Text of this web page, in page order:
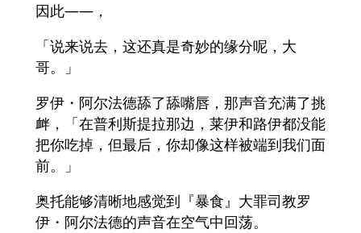
因此——，
「说来说去，这还真是奇妙的缘分呢，大
哥。」
罗伊・阿尔法德舔了舔嘴唇，那声音充满了挑
衅，「在普利斯提拉那边，莱伊和路伊都没能
把你吃掉，但最后，你却像这样被端到我们面
前。」
奥托能够清晰地感觉到『暴食』大罪司教罗
伊・阿尔法德的声音在空气中回荡。